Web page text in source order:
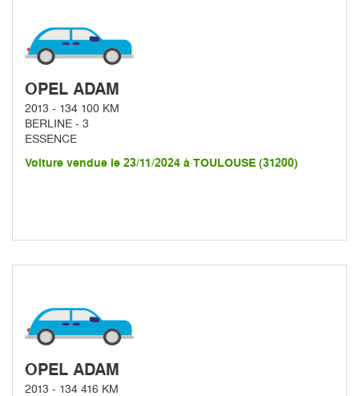
OPEL ADAM
2013 - 134 100 KM
BERLINE - 3
ESSENCE
Voiture vendue le 23/11/2024 à TOULOUSE (31200)
OPEL ADAM
2013 - 134 416 KM